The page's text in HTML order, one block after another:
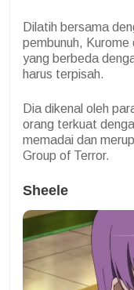
Dilatih bersama
pembunuh, Kurome
yang berbeda
harus terpisah.
Dia dikenal oleh
orang terkuat
memadai dan
Group of Terror.
Sheele